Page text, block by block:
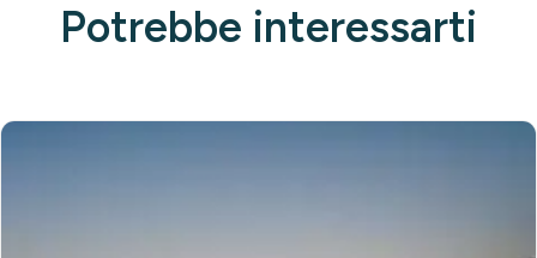
Potrebbe interessarti